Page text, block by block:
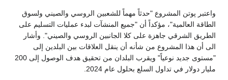
واعتبر پوتن المشروع "حدثاً مهماً للشعبين الروسي والصيني ولسوق
الطاقة العالمية"، مؤكداً أن "جميع المنشآت لبدء عمليات التسليم على
الطريق الشرقي جاهزة على كلا الجانبين الروسي والصيني". وأشار
الى أن هذا المشروع من شأنه أن ينقل العلاقات بين البلدين إلى
"مستوى جديد نوعياً" ويقرب البلدان من تحقيق هدف الوصول إلى 200
مليار دولار في تداول السلع بحلول عام 2024.